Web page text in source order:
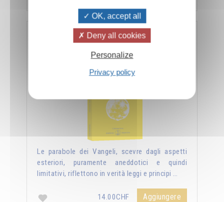
Nuova luce sui vangeli
Le parabole dei Vangeli, scevre dagli aspetti
esteriori, puramente aneddotici e quindi
limitativi, riflettono in verità leggi e principi …
14.00CHF Aggiungere
OK, accept all
Deny all cookies
Personalize
Privacy policy